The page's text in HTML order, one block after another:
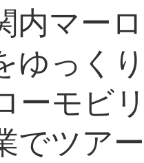
マー
ゆっく
ーモ
でツアー